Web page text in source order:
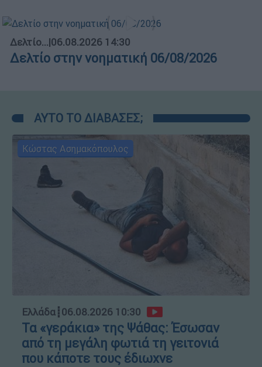
Δελτίο...|06.08.2026 14:30
Δελτίο στην νοηματική 06/08/2026
ΑΥΤΟ ΤΟ ΔΙΑΒΑΣΕΣ;
Κώστας Ασημακόπουλος
Ελλάδα┋06.08.2026 10:30
Τα «γεράκια» της Ψάθας: Έσωσαν
από τη μεγάλη φωτιά τη γειτονιά
που κάποτε τους έδιωχνε